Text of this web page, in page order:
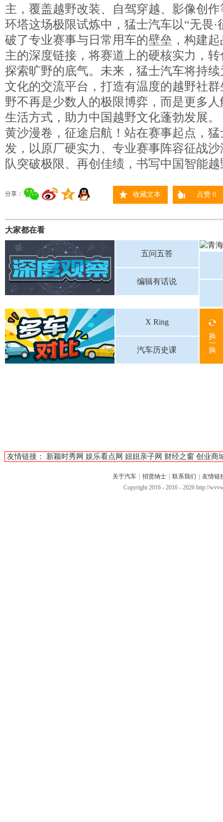
主，覆盖越野改装、自驾穿越、影像创
环塔这场极限试炼中，猛士汽车以“无畏·
破了专业赛事与日常用车的壁垒，构建
主的深度链接，将赛道上的硬核实力，
探索旷野的底气。未来，猛士汽车将持
文化的交流平台，打造有温度的越野社
野不再是少数人的极限博弈，而是更多
生活方式，助力中国越野文化蓬勃发展。
黄沙漫卷，征途启航！站在赛事起点，
发，以原厂硬实力、专业赛事阵容征战
队突破极限、再创佳绩，书写中国智能
分享： 收藏文本 点赞0
大家都在看
五问五答
编辑有话说
X Ring
汽车历史课
友情链接： 新颖时秀网 娱乐看点网 妞妞亲子网 财经之窗 创业商
关于汽车 招贤纳士 联系我们
友情链
Copyright 2016 - 2016 - 2026 http://